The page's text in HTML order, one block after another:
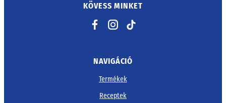
KÖVESS MINKET
Facebook Instagram TikTok
NAVIGÁCIÓ
Termékek
Receptek